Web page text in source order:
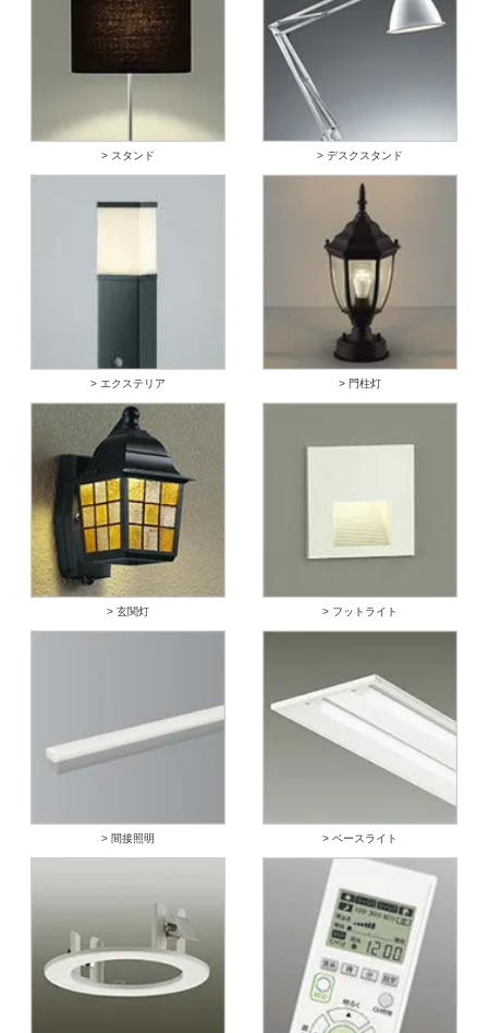
> スタンド > デスクスタンド
> エクステリア > 門柱灯
> 玄関灯 > フットライト
> 間接照明 > ベースライト